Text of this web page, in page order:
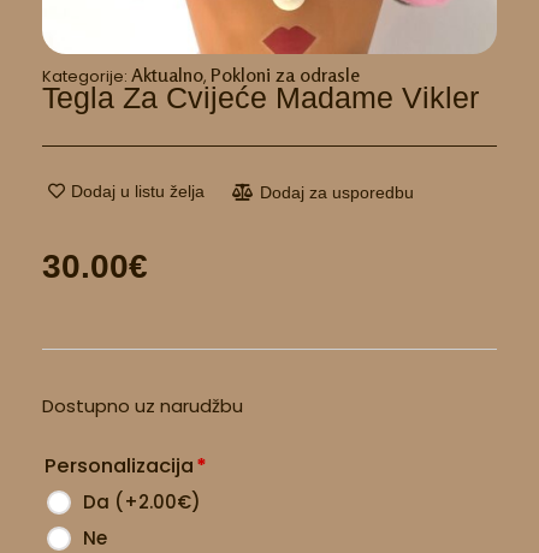
Kategorije: Aktualno, Pokloni za odrasle
Tegla Za Cvijeće Madame Vikler
Dodaj u listu želja Dodaj za usporedbu
30.00€
Dostupno uz narudžbu
Personalizacija*
Da (+2.00€)
Ne
za
Madame
Vikler
količina